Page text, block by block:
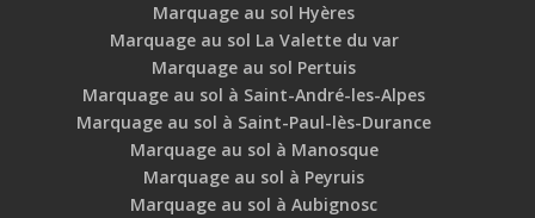
Marquage au sol Hyères
Marquage au sol La Valette du var
Marquage au sol Pertuis
Marquage au sol à Saint-André-les-Alpes
Marquage au sol à Saint-Paul-lès-Durance
Marquage au sol à Manosque
Marquage au sol à Peyruis
Marquage au sol à Aubignosc